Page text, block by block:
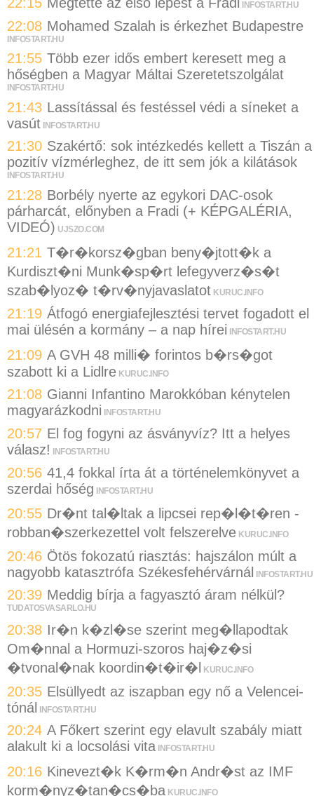
INFOSTART.HU
22:08 Mohamed Szalah is érkezhet Budapestre
INFOSTART.HU
21:55 Több ezer idős embert keresett meg a
hőségben a Magyar Máltai Szeretetszolgálat
INFOSTART.HU
21:43 Lassítással és festéssel védi a síneket a
vasút INFOSTART.HU
21:30 Szakértő: sok intézkedés kellett a Tiszán a
pozitív vízmérleghez, de itt sem jók a kilátások
INFOSTART.HU
21:28 Borbély nyerte az egykori DAC-osok
párharcát, előnyben a Fradi (+ KÉPGALÉRIA,
VIDEÓ) UJSZO.COM
21:21 T�r�korsz�gban beny�jtott�k a
Kurdiszt�ni Munk�sp�rt lefegyverz�s�t
szab�lyoz� t�rv�nyjavaslatot KURUC.INFO
21:19 Átfogó energiafejlesztési tervet fogadott el
mai ülésén a kormány – a nap hírei
INFOSTART.HU
21:09 A GVH 48 milli� forintos b�rs�got
szabott ki a Lidlre KURUC.INFO
21:08 Gianni Infantino Marokkóban kénytelen
magyarázkodni
INFOSTART.HU
20:57 El fog fogyni az ásványvíz? Itt a helyes
válasz!
INFOSTART.HU
20:56 41,4 fokkal írta át a történelemkönyvet a
szerdai hőség INFOSTART.HU
20:55 Dr�nt tal�ltak a lipcsei rep�l�t�ren -
robban�szerkezettel volt felszerelve KURUC.INFO
20:46 Ötös fokozatú riasztás: hajszálon múlt a
nagyobb katasztrófa Székesfehérvárnál INFOSTART.HU
20:39 Meddig bírja a fagyasztó áram nélkül?
TUDATOSVASARLO.HU
20:38 Ir�n k�zl�se szerint meg�llapodtak
Om�nnal a Hormuzi-szoros haj�z�si
�tvonal�nak koordin�t�ir�l
KURUC.INFO
20:35 Elsüllyedt az iszapban egy nő a Velencei-
tónál INFOSTART.HU
20:24 A Főkert szerint egy elavult szabály miatt
alakult ki a locsolási vita INFOSTART.HU
20:16 Kinevezt�k K�rm�n Andr�st az IMF
korm�nyz�tan�cs�ba KURUC.INFO